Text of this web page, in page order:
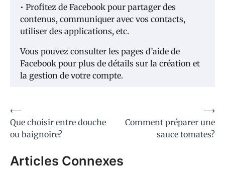
• Profitez de Facebook pour partager des
contenus, communiquer avec vos contacts,
utiliser des applications, etc.
Vous pouvez consulter les pages d’aide de
Facebook pour plus de détails sur la création et
la gestion de votre compte.
Navigation
de
l’article
⟵
Que choisir entre douche
ou baignoire?
Comment préparer une
sauce tomates?
⟶
Articles Connexes